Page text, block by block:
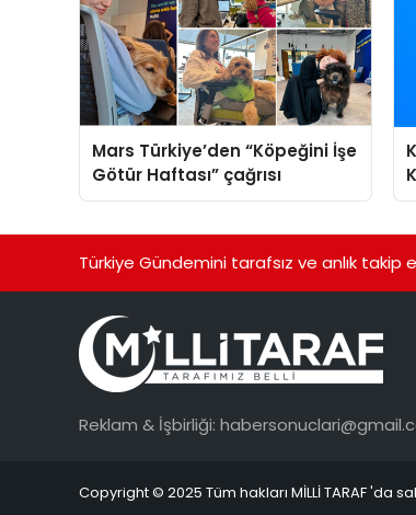
Mars Türkiye’den “Köpeğini İşe
Götür Haftası” çağrısı
Türkiye Gündemini tarafsız ve anlık takip
Reklam & İşbirliği:
Copyright © 2025 Tüm hakları MİLLİ TARAF 'da